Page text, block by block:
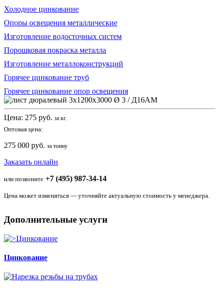
Холодное цинкование
Опоры освещения металлические
Изготовление водосточных систем
Порошковая покраска металла
Изготовление металлоконструкций
Горячее цинкование труб
Горячее цинкование опор освещения
Цена: 275 руб. за кг.
Оптовая цена:
275 000 руб. за тонну
Заказать онлайн
или позвоните +7 (495) 987-34-14
Цена может изменяться — уточняйте актуальную стоимость у менеджера.
Дополнительные услуги
Цинкование